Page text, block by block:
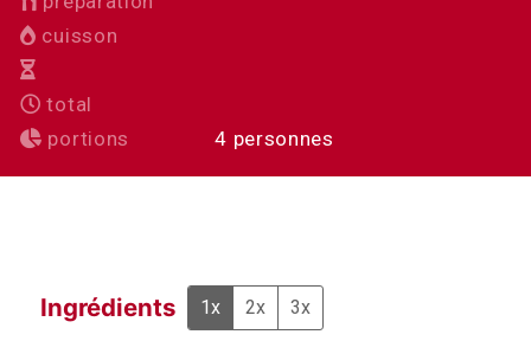
cuisson
total
portions
4 personnes
Ingrédients 1x 2x 3x